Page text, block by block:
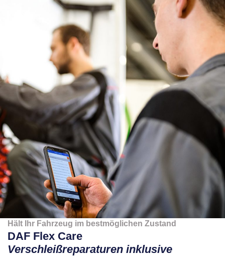
Hält Ihr Fahrzeug im bestmöglichen Zustand
DAF Flex Care
Verschleißreparaturen inklusive